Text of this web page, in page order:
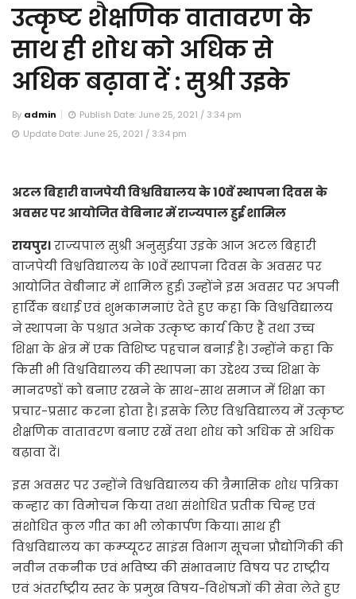
उत्कृष्ट शैक्षणिक वातावरण के
साथ ही शोध को अधिक से
अधिक बढ़ावा दें : सुश्री उइके
By admin
Publish Date: June 25, 2021 / 3:34 pm
Update Date: June 25, 2021 / 3:34 pm
अटल बिहारी वाजपेयी विश्वविद्यालय के 10वें स्थापना दिवस के
अवसर पर आयोजित वेबिनार में राज्यपाल हुई शामिल
रायपुर।राज्यपाल सुश्री अनुसुईया उइके आज अटल बिहारी
वाजपेयी विश्वविद्यालय के 10वें स्थापना दिवस के अवसर पर
आयोजित वेबीनार में शामिल हुई। उन्होंने इस अवसर पर अपनी
हार्दिक बधाई एवं शुभकामनाएं देते हुए कहा कि विश्वविद्यालय
ने स्थापना के पश्चात अनेक उत्कृष्ट कार्य किए हैं तथा उच्च
शिक्षा के क्षेत्र में एक विशिष्ट पहचान बनाई है। उन्होंने कहा कि
किसी भी विश्वविद्यालय की स्थापना का उद्देश्य उच्च शिक्षा के
मानदण्डों को बनाए रखने के साथ-साथ समाज में शिक्षा का
प्रचार-प्रसार करना होता है। इसके लिए विश्वविद्यालय में उत्कृष्ट
शैक्षणिक वातावरण बनाए रखें तथा शोध को अधिक से अधिक
बढ़ावा दें।
इस अवसर पर उन्होंने विश्वविद्यालय की त्रैमासिक शोध पत्रिका
कन्हार का विमोचन किया तथा संशोधित प्रतीक चिन्ह एवं
संशोधित कुल गीत का भी लोकार्पण किया। साथ ही
विश्वविद्यालय का कम्प्यूटर साइंस विभाग सूचना प्रौद्योगिकी की
नवीन तकनीक एवं भविष्य की संभावनाएं विषय पर राष्ट्रीय
एवं अंतर्राष्ट्रीय स्तर के प्रमुख विषय-विशेषज्ञों की सेवा लेते हुए